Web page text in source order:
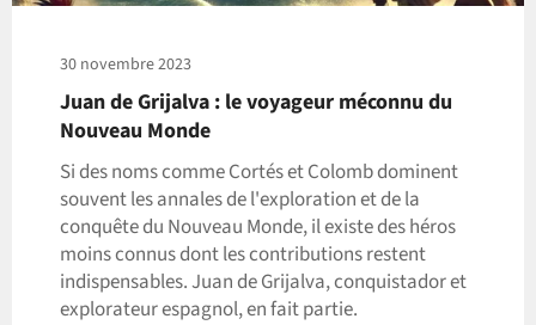
30 novembre 2023
Juan de Grijalva : le voyageur méconnu du
Nouveau Monde
Si des noms comme Cortés et Colomb dominent
souvent les annales de l'exploration et de la
conquête du Nouveau Monde, il existe des héros
moins connus dont les contributions restent
indispensables. Juan de Grijalva, conquistador et
explorateur espagnol, en fait partie.